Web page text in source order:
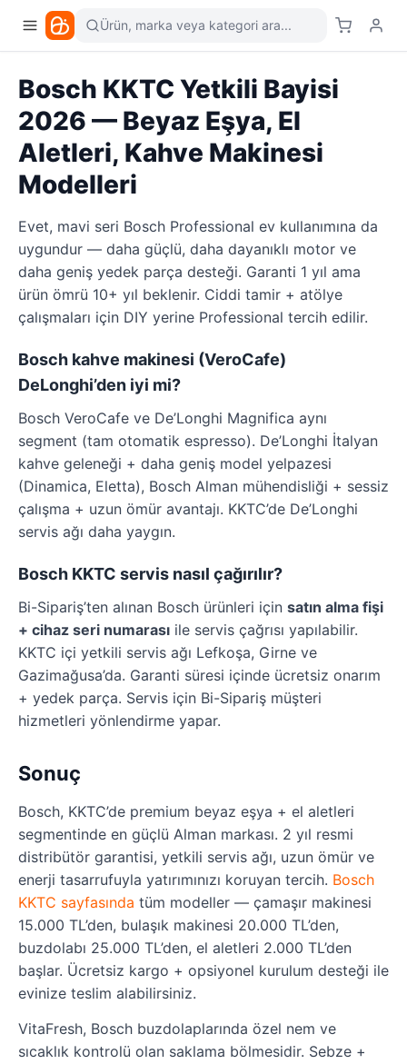
Ürün, marka veya kategori ara...
Bosch KKTC Yetkili Bayisi
2026 — Beyaz Eşya, El
Aletleri, Kahve Makinesi
Modelleri
Evet, mavi seri Bosch Professional ev kullanımına da
uygundur — daha güçlü, daha dayanıklı motor ve
daha geniş yedek parça desteği. Garanti 1 yıl ama
ürün ömrü 10+ yıl beklenir. Ciddi tamir + atölye
çalışmaları için DIY yerine Professional tercih edilir.
Bosch kahve makinesi (VeroCafe)
DeLonghi’den iyi mi?
Bosch VeroCafe ve De’Longhi Magnifica aynı
segment (tam otomatik espresso). De’Longhi İtalyan
kahve geleneği + daha geniş model yelpazesi
(Dinamica, Eletta), Bosch Alman mühendisliği + sessiz
çalışma + uzun ömür avantajı. KKTC’de De’Longhi
servis ağı daha yaygın.
Bosch KKTC servis nasıl çağırılır?
Bi-Sipariş’ten alınan Bosch ürünleri için satın alma fişi
+ cihaz seri numarası ile servis çağrısı yapılabilir.
KKTC içi yetkili servis ağı Lefkoşa, Girne ve
Gazimağusa’da. Garanti süresi içinde ücretsiz onarım
+ yedek parça. Servis için Bi-Sipariş müşteri
hizmetleri yönlendirme yapar.
Sonuç
Bosch, KKTC’de premium beyaz eşya + el aletleri
segmentinde en güçlü Alman markası. 2 yıl resmi
distribütör garantisi, yetkili servis ağı, uzun ömür ve
enerji tasarrufuyla yatırımınızı koruyan tercih. Bosch
KKTC sayfasında tüm modeller — çamaşır makinesi
15.000 TL’den, bulaşık makinesi 20.000 TL’den,
buzdolabı 25.000 TL’den, el aletleri 2.000 TL’den
başlar. Ücretsiz kargo + opsiyonel kurulum desteği ile
evinize teslim alabilirsiniz.
VitaFresh, Bosch buzdolaplarında özel nem ve
sıcaklık kontrolü olan saklama bölmesidir. Sebze +